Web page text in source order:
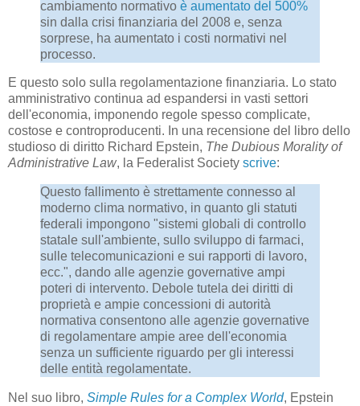
cambiamento normativo è aumentato del 500%
sin dalla crisi finanziaria del 2008 e, senza
sorprese, ha aumentato i costi normativi nel
processo.
E questo solo sulla regolamentazione finanziaria. Lo stato
amministrativo continua ad espandersi in vasti settori
dell'economia, imponendo regole spesso complicate,
costose e controproducenti. In una recensione del libro dello
studioso di diritto Richard Epstein, The Dubious Morality of
Administrative Law, la Federalist Society scrive:
Questo fallimento è strettamente connesso al
moderno clima normativo, in quanto gli statuti
federali impongono "sistemi globali di controllo
statale sull'ambiente, sullo sviluppo di farmaci,
sulle telecomunicazioni e sui rapporti di lavoro,
ecc.", dando alle agenzie governative ampi
poteri di intervento. Debole tutela dei diritti di
proprietà e ampie concessioni di autorità
normativa consentono alle agenzie governative
di regolamentare ampie aree dell'economia
senza un sufficiente riguardo per gli interessi
delle entità regolamentate.
Nel suo libro, Simple Rules for a Complex World, Epstein